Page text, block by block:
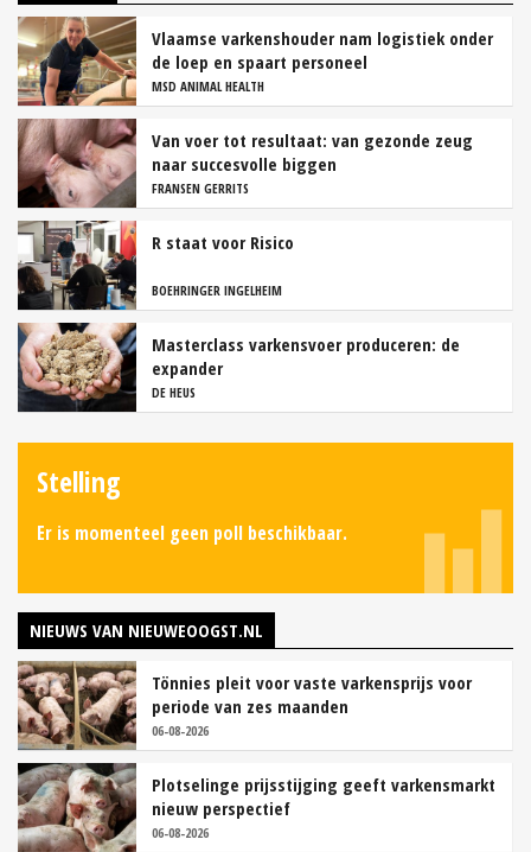
Vlaamse varkenshouder nam logistiek onder
de loep en spaart personeel
MSD ANIMAL HEALTH
Van voer tot resultaat: van gezonde zeug
naar succesvolle biggen
FRANSEN GERRITS
R staat voor Risico
BOEHRINGER INGELHEIM
Masterclass varkensvoer produceren: de
expander
DE HEUS
Stelling
Er is momenteel geen poll beschikbaar.
NIEUWS VAN NIEUWEOOGST.NL
Tönnies pleit voor vaste varkensprijs voor
periode van zes maanden
06-08-2026
Plotselinge prijsstijging geeft varkensmarkt
nieuw perspectief
06-08-2026